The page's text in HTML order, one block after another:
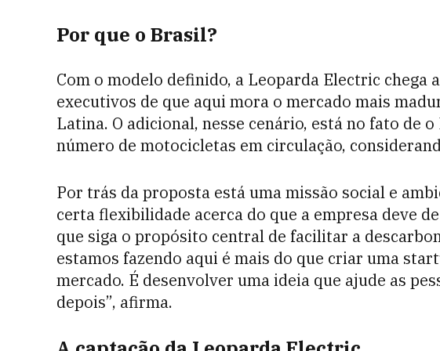
Por que o Brasil?
Com o modelo definido, a Leoparda Electric chega
executivos de que aqui mora o mercado mais
Latina. O adicional, nesse cenário, está no fato de
número de motocicletas em circulação,
Por trás da proposta está uma missão social e
certa flexibilidade acerca do que a empresa deve
que siga o propósito central de facilitar a
estamos fazendo aqui é mais do que criar uma
mercado. É desenvolver uma ideia que ajude as
depois”, afirma.